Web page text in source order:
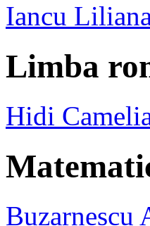
Iancu
Limba
Hidi
Buzarnescu